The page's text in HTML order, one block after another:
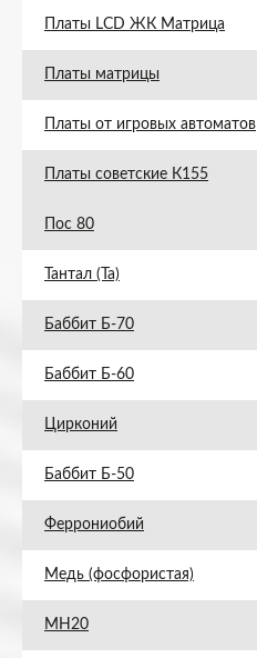
Платы LCD ЖК Матрица
Платы матрицы
Платы от игровых автоматов
Платы советские К155
Пос 80
Тантал (Та)
Баббит Б-70
Баббит Б-60
Цирконий
Баббит Б-50
Феррониобий
Медь (фосфористая)
МН20